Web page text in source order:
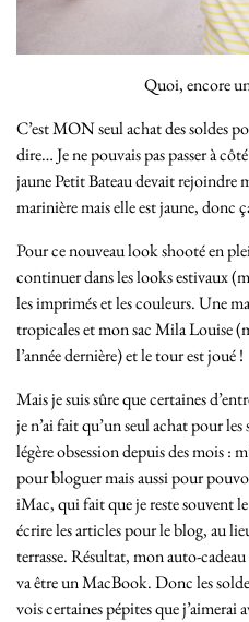
Quoi, encore
C’est MON seul achat des soldes
dire… Je ne pouvais pas passer à
jaune Petit Bateau devait rejoindre
marinière mais elle est jaune, donc
Pour ce nouveau look shooté en
continuer dans les looks estivaux
les imprimés et les couleurs. Une
tropicales et mon sac Mila Louise
l’année dernière) et le tour est joué !
Mais je suis sûre que certaines
je n’ai fait qu’un seul achat pour
légère obsession depuis des mois :
pour bloguer mais aussi pour
iMac, qui fait que je reste souvent
écrire les articles pour le blog, au
terrasse. Résultat, mon auto-
va être un MacBook. Donc les
vois certaines pépites que j’aimerai